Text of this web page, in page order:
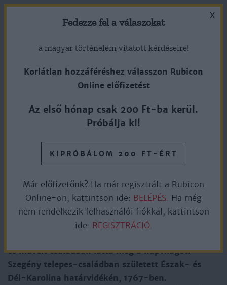
amerikai választási sárhajigálás
Andrew Jackson, az Amerikai Egyesült Államok
és művelt családban látta meg a napvilágot.
Szegény telepes-családban született Észak- és
Dél-Karolina határvidékén, 1767-ben.
X
Fedezze fel a válaszokat
a magyar történelem vitatott kérdéseire!
Korlátlan hozzáféréshez válasszon Rubicon
Online előfizetést
Az első hónap csak 200 Ft-ba kerül.
Próbálja ki!
KIPRÓBÁLOM 200 FT-ÉRT
Már előfizetőnk? Ha már regisztrált a Rubicon
Online-on, kattintson ide: BELÉPÉS. Ha még
nem rendelkezik felhasználói fiókkal, kattintson
ide: REGISZTRÁCIÓ.